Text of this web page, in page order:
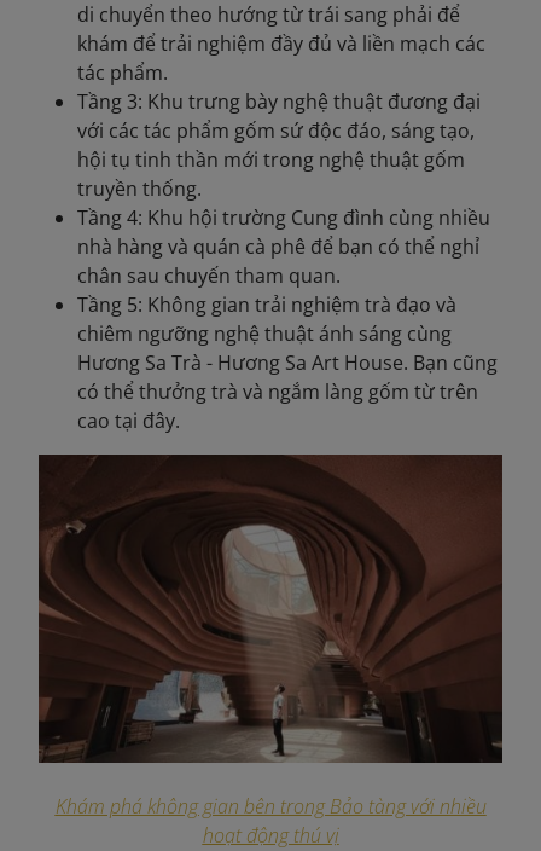
di chuyển theo hướng từ trái sang phải để
khám để trải nghiệm đầy đủ và liền mạch các
tác phẩm.
Tầng 3: Khu trưng bày nghệ thuật đương đại
với các tác phẩm gốm sứ độc đáo, sáng tạo,
hội tụ tinh thần mới trong nghệ thuật gốm
truyền thống.
Tầng 4: Khu hội trường Cung đình cùng nhiều
nhà hàng và quán cà phê để bạn có thể nghỉ
chân sau chuyến tham quan.
Tầng 5: Không gian trải nghiệm trà đạo và
chiêm ngưỡng nghệ thuật ánh sáng cùng
Hương Sa Trà - Hương Sa Art House. Bạn cũng
có thể thưởng trà và ngắm làng gốm từ trên
cao tại đây.
Khám phá không gian bên trong Bảo tàng với nhiều
hoạt động thú vị